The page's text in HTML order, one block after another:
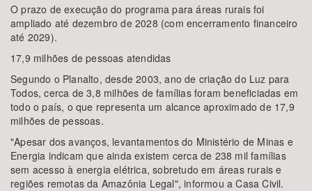
O prazo de execução do programa para áreas rurais foi
ampliado até dezembro de 2028 (com encerramento financeiro
até 2029).
17,9 milhões de pessoas atendidas
Segundo o Planalto, desde 2003, ano de criação do Luz para
Todos, cerca de 3,8 milhões de famílias foram beneficiadas em
todo o país, o que representa um alcance aproximado de 17,9
milhões de pessoas.
"Apesar dos avanços, levantamentos do Ministério de Minas e
Energia indicam que ainda existem cerca de 238 mil famílias
sem acesso à energia elétrica, sobretudo em áreas rurais e
regiões remotas da Amazônia Legal", informou a Casa Civil.